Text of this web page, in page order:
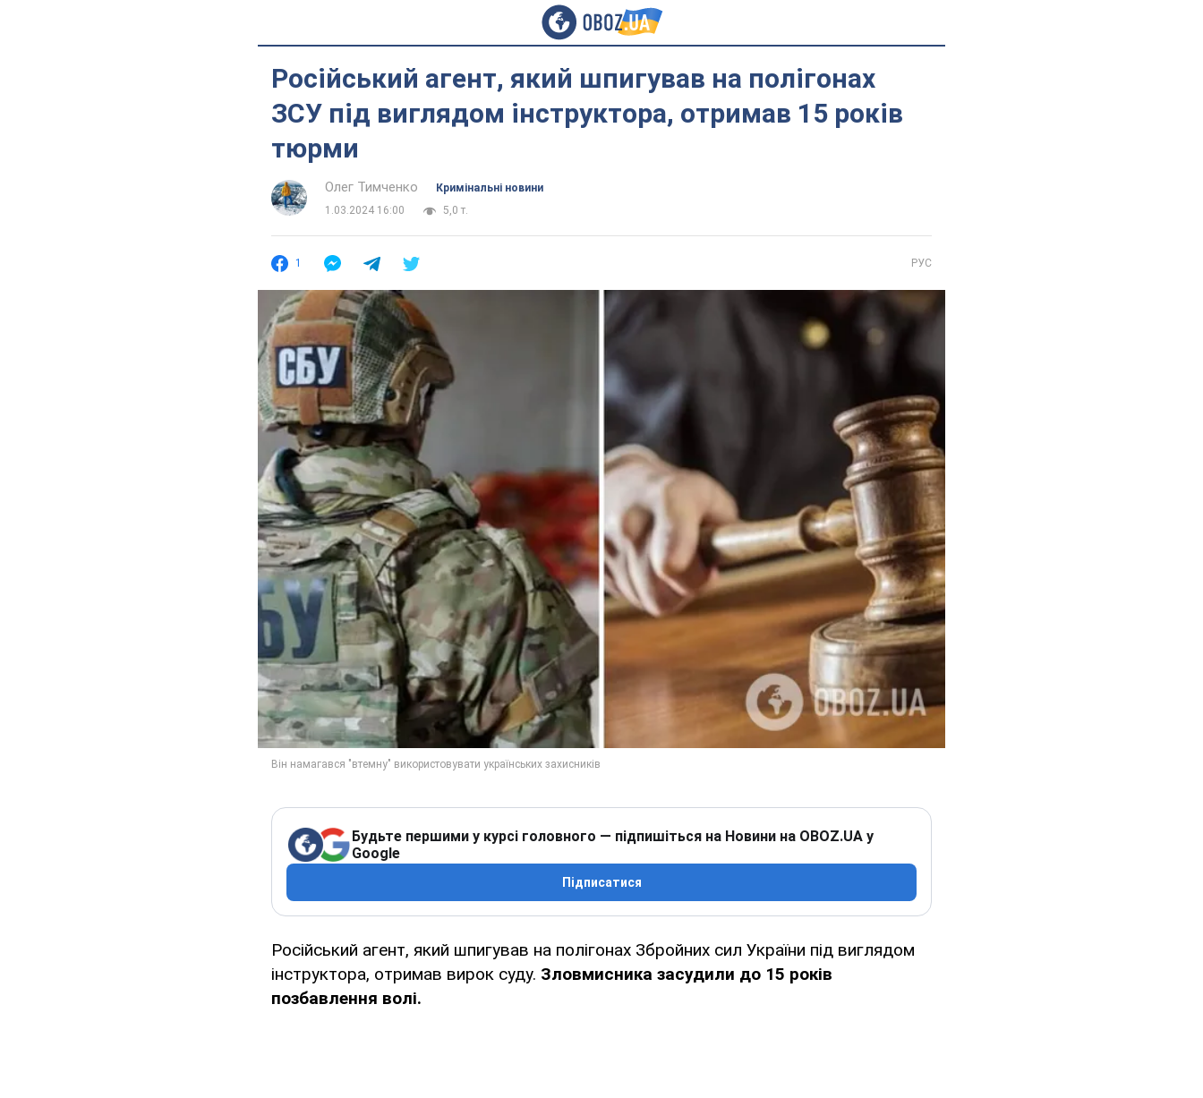
Російський агент, який шпигував на полігонах
ЗСУ під виглядом інструктора, отримав 15 років
тюрми
Олег Тимченко
Кримінальні новини
1.03.2024 16:00
5,0 т.
1 РУС
Будьте першими у курсі головного — підпишіться на Новини на OBOZ.UA у
Google
Підписатися
Російський агент, який шпигував на полігонах Збройних сил України під виглядом
інструктора, отримав вирок суду. Зловмисника засудили до 15 років
позбавлення волі.